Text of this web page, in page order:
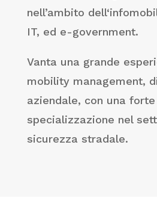
nell’ambito
IT, ed e-government.
Vanta una grande
mobility management,
aziendale, con una forte
specializzazione nel
sicurezza stradale.